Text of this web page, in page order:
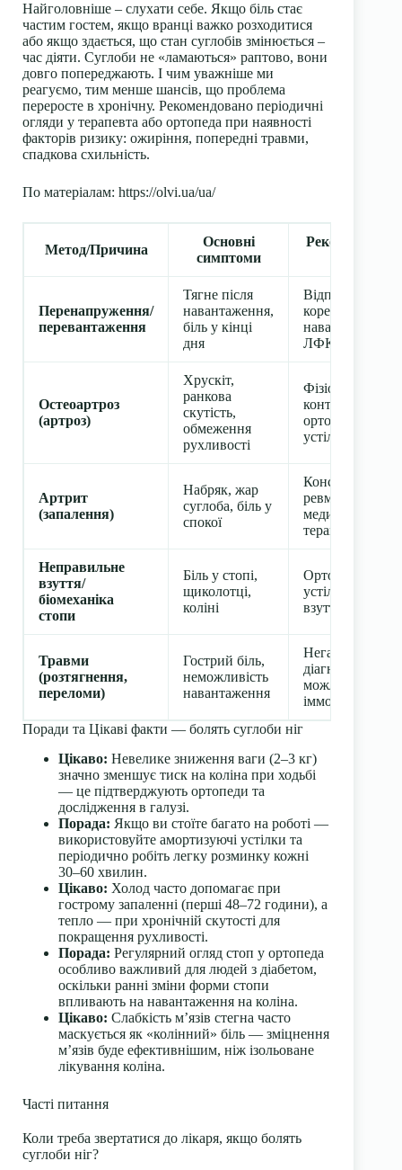
Найголовніше – слухати себе. Якщо біль стає
частим гостем, якщо вранці важко розходитися
або якщо здається, що стан суглобів змінюється –
час діяти. Суглоби не «ламаються» раптово, вони
довго попереджають. І чим уважніше ми
реагуємо, тим менше шансів, що проблема
переросте в хронічну. Рекомендовано періодичні
огляди у терапевта або ортопеда при наявності
факторів ризику: ожиріння, попередні травми,
спадкова схильність.
По матеріалам: https://olvi.ua/ua/
Метод/Причина
Основні
симптоми
Рекомендовані
Перенапруження/
перевантаження
Тягне після
навантаження,
біль у кінці
дня
Відпочинок,
корекція
навантажень,
ЛФК
Остеоартроз
(артроз)
Хрускіт,
ранкова
скутість,
обмеження
рухливості
Фізіотерапія,
контроль ваги,
ортопедичні
устілки
Артрит
(запалення)
Набряк, жар
суглоба, біль у
спокої
Консультація
ревматолога,
терапія
Неправильне
взуття/
біомеханіка
стопи
Біль у стопі,
щиколотці,
коліні
Ортопедичні
устілки, підбір
взуття
Травми
(розтягнення,
переломи)
Гострий біль,
неможливість
навантаження
Негайна
діагностика,
можлива
іммобілізація
Поради та Цікаві факти — болять суглоби ніг
Цікаво: Невелике зниження ваги (2–3 кг)
значно зменшує тиск на коліна при ходьбі
— це підтверджують ортопеди та
дослідження в галузі.
Порада: Якщо ви стоїте багато на роботі —
використовуйте амортизуючі устілки та
періодично робіть легку розминку кожні
30–60 хвилин.
Цікаво: Холод часто допомагає при
гострому запаленні (перші 48–72 години), а
тепло — при хронічній скутості для
покращення рухливості.
Порада: Регулярний огляд стоп у ортопеда
особливо важливий для людей з діабетом,
оскільки ранні зміни форми стопи
впливають на навантаження на коліна.
Цікаво: Слабкість м’язів стегна часто
маскується як «колінний» біль — зміцнення
м’язів буде ефективнішим, ніж ізольоване
лікування коліна.
Часті питання
Коли треба звертатися до лікаря, якщо болять
суглоби ніг?